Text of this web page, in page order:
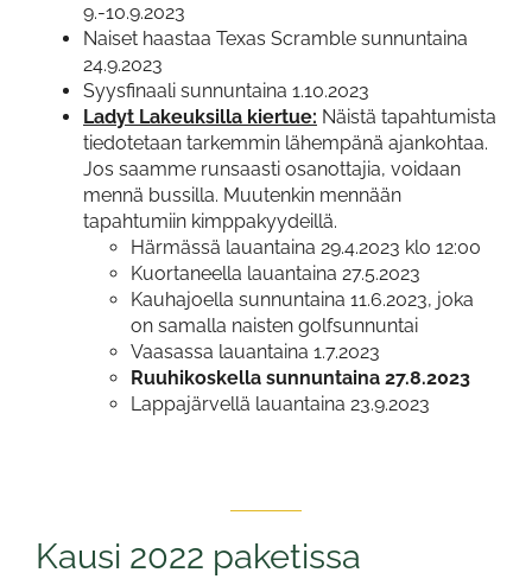
9.-10.9.2023
Naiset haastaa Texas Scramble sunnuntaina
24.9.2023
Syysfinaali sunnuntaina 1.10.2023
Ladyt Lakeuksilla kiertue: Näistä tapahtumista
tiedotetaan tarkemmin lähempänä ajankohtaa.
Jos saamme runsaasti osanottajia, voidaan
mennä bussilla. Muutenkin mennään
tapahtumiin kimppakyydeillä.
Härmässä lauantaina 29.4.2023 klo 12:00
Kuortaneella lauantaina 27.5.2023
Kauhajoella sunnuntaina 11.6.2023, joka
on samalla naisten golfsunnuntai
Vaasassa lauantaina 1.7.2023
Ruuhikoskella sunnuntaina 27.8.2023
Lappajärvellä lauantaina 23.9.2023
Kausi 2022 paketissa